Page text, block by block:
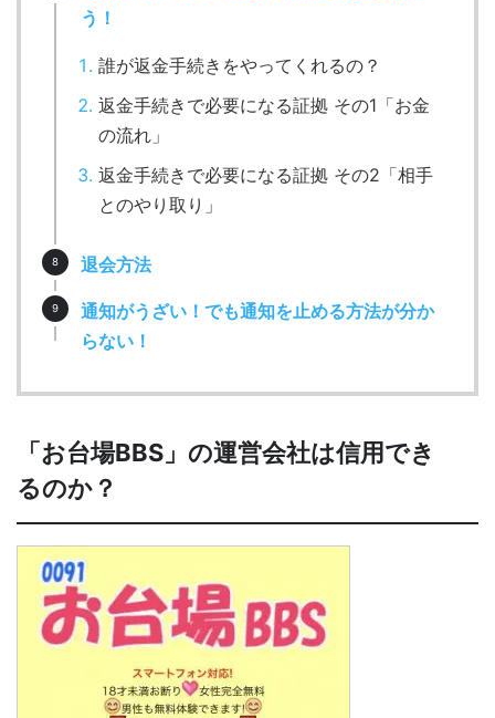
う！
誰が返金手続きをやってくれるの？
返金手続きで必要になる証拠 その1「お金
の流れ」
返金手続きで必要になる証拠 その2「相手
とのやり取り」
退会方法
通知がうざい！でも通知を止める方法が分か
らない！
「お台場BBS」の運営会社は信用でき
るのか？